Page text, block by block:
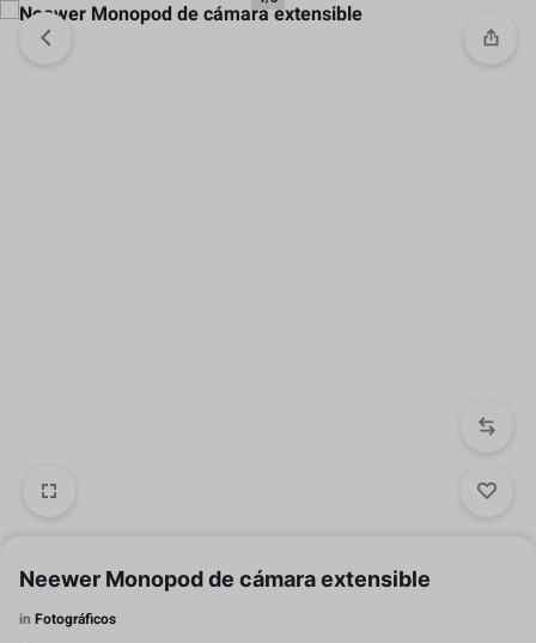
Neewer Monopod de cámara extensible
in Fotográficos